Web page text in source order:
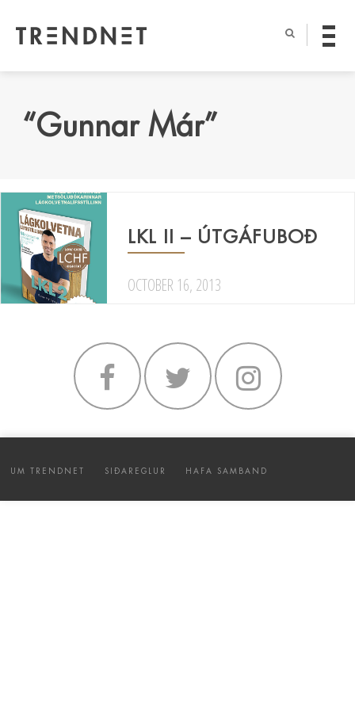
“Gunnar Már”
LKL II – ÚTGÁFUBOÐ
OCTOBER 16, 2013
UM TRENDNET SIÐAREGLUR HAFA SAMBAND